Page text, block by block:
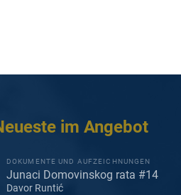
im Angebot
DOKUMENTE UND AUFZEICHNUNGEN
Junaci Domovinskog rata #14
Davor Runtić